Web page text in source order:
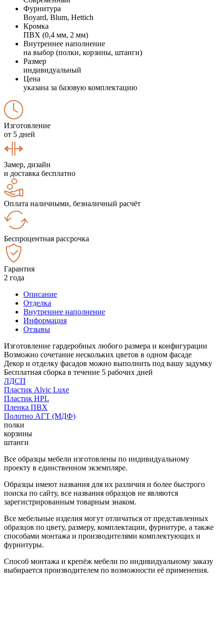
Фурнитура
Boyard, Blum, Hettich
Кромка
ПВХ (0,4 мм, 2 мм)
Внутреннее наполнение
на выбор (полки, корзины, штанги)
Размер
индивидуальный
Цена
указана за базовую комплектацию
Изготовление
от 5 дней
Замер, дизайн
и доставка бесплатно
Оплата наличными, безналичный расчёт
Беспроцентная рассрочка
Гарантия
2 года
Описание
Отделка
Внутреннее наполнение
Информация
Отзывы
Изготовление гардеробных любого размера и конфигурации
Возможно сочетание нескольких цветов в одном фасаде
Декор и отделку фасадов можно выполнить под вашу задумку
Бесплатная сборка в течение 5 рабочих дней
ЛДСП
Пластик Alvic Luxe
Пластик HPL
Пленка ПВХ
Полотно АГТ (МДФ)
полки
корзины
штанги
Все образцы мебели изготовлены по индивидуальному
проекту в единственном экземпляре.
Образцы имеют названия для их различия и более быстрого
поиска по сайту, все названия образцов не являются
зарегистрированным товарным знаком.
Все мебельные изделия могут отличаться от представленных
образцов по цвету, размеру, комплектации, фурнитуре, а также
способами монтажа и производителями комплектующих и
фурнитуры.
Способ монтажа и крепёж мебели по индивидуальному заказу
выбирается производителем по возможности её применения.